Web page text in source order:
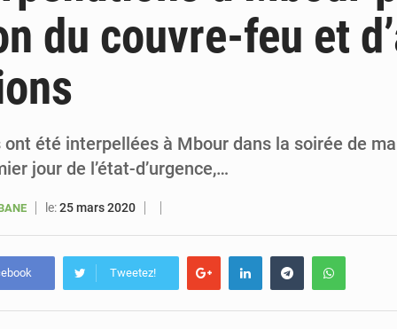
5 août 2026 Sénégal : le niveau du fleuve Sénégal poursuit sa montée à Podor, les
5 août 2026
du couvre-feu et
ont été interpellées à Mbour dans la soirée de
jour de l’état-d’urgence,…
le:25 mars 2020
Tweetez!